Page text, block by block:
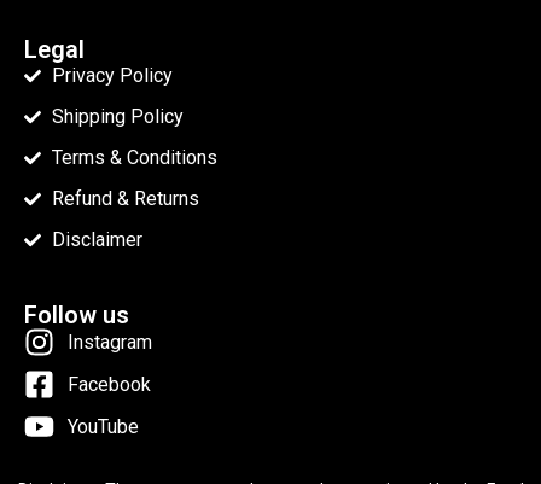
Legal
Privacy Policy
Shipping Policy
Terms & Conditions
Refund & Returns
Disclaimer
Follow us
Instagram
Facebook
YouTube